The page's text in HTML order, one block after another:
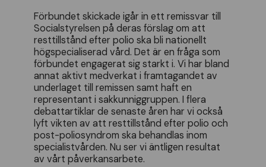
Förbundet skickade igår in ett remissvar till
Socialstyrelsen på deras förslag om att
resttillstånd efter polio ska bli nationellt
högspecialiserad vård. Det är en fråga som
förbundet engagerat sig starkt i. Vi har bland
annat aktivt medverkat i framtagandet av
underlaget till remissen samt haft en
representant i sakkunniggruppen. I flera
debattartiklar de senaste åren har vi också
lyft vikten av att resttillstånd efter polio och
post-poliosyndrom ska behandlas inom
specialistvården. Nu ser vi äntligen resultat
av vårt påverkansarbete.